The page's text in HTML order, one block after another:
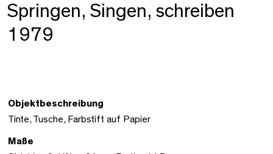
Springen, Singen, schreiben
1979
Objektbeschreibung
Tinte, Tusche, Farbstift auf Papier
Maße